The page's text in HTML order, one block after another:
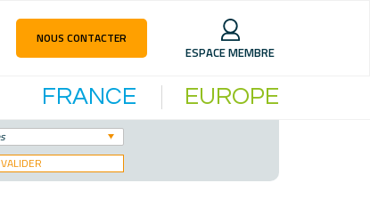
VALIDER
NOUS CONTACTER
ESPACE MEMBRE
FRANCE EUROPE